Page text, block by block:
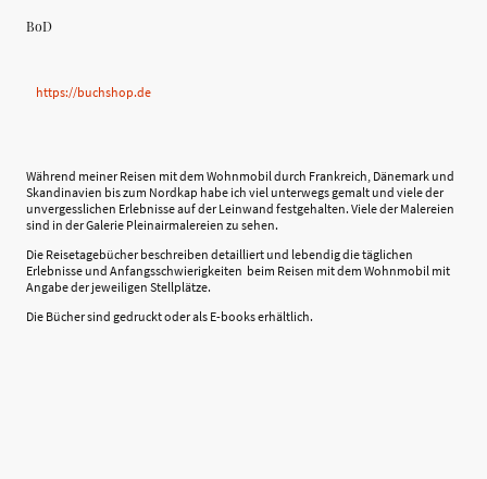
BoD
https://buchshop.de
Während meiner Reisen mit dem Wohnmobil durch Frankreich, Dänemark und
Skandinavien bis zum Nordkap habe ich viel unterwegs gemalt und viele der
unvergesslichen Erlebnisse auf der Leinwand festgehalten. Viele der Malereien
sind in der Galerie Pleinairmalereien zu sehen.
Die Reisetagebücher beschreiben detailliert und lebendig die täglichen
Erlebnisse und Anfangsschwierigkeiten beim Reisen mit dem Wohnmobil mit
Angabe der jeweiligen Stellplätze.
Die Bücher sind gedruckt oder als E-books erhältlich.